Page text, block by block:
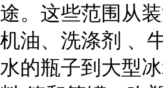
途。这些范围从装
机油、洗涤剂 、
水的瓶子到大型